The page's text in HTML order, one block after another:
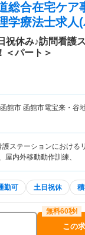
総合在宅ケア
学療法士求人
祝休み♪訪問看護
＜パート＞
館市 函館市電宝来・谷
護ステーションにおける
屋内外移動動作訓練、
勤可 土日祝休
この